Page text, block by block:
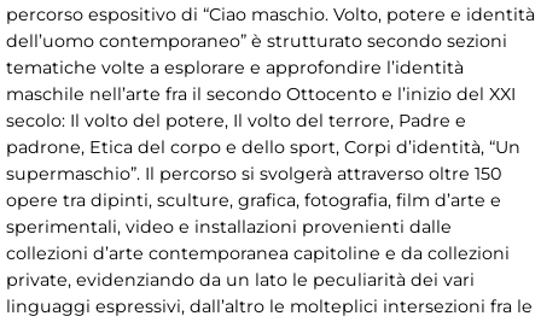
percorso espositivo di “Ciao maschio. Volto, potere e identità
dell’uomo contemporaneo” è strutturato secondo sezioni
tematiche volte a esplorare e approfondire l’identità
maschile nell’arte fra il secondo Ottocento e l’inizio del XXI
secolo: Il volto del potere, Il volto del terrore, Padre e
padrone, Etica del corpo e dello sport, Corpi d’identità, “Un
supermaschio”. Il percorso si svolgerà attraverso oltre 150
opere tra dipinti, sculture, grafica, fotografia, film d’arte e
sperimentali, video e installazioni provenienti dalle
collezioni d’arte contemporanea capitoline e da collezioni
private, evidenziando da un lato le peculiarità dei vari
linguaggi espressivi, dall’altro le molteplici intersezioni fra le